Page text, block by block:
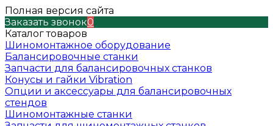
Полная версия сайта
Заказать звонок0
Каталог товаров
Шиномонтажное оборудование
Балансировочные станки
Запчасти для балансировочных станков
Конусы и гайки Vibration
Опции и аксессуары для балансировочных
стендов
Шиномонтажные станки